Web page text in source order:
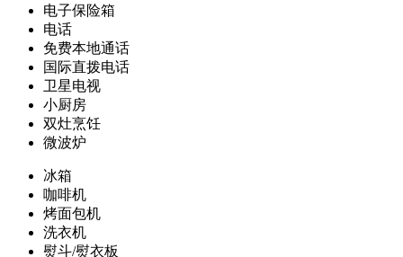
电子保险箱
电话
免费本地通话
国际直拨电话
卫星电视
小厨房
双灶烹饪
微波炉
冰箱
咖啡机
烤面包机
洗衣机
熨斗/熨衣板